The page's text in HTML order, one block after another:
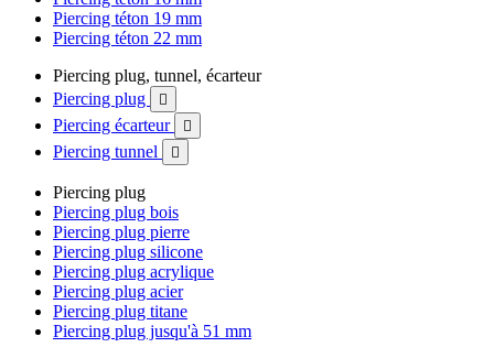
Piercing téton 19 mm
Piercing téton 22 mm
Piercing plug, tunnel, écarteur
Piercing plug

Piercing écarteur 
Piercing tunnel 
Piercing plug
Piercing plug bois
Piercing plug pierre
Piercing plug silicone
Piercing plug acrylique
Piercing plug acier
Piercing plug titane
Piercing plug jusqu'à 51 mm